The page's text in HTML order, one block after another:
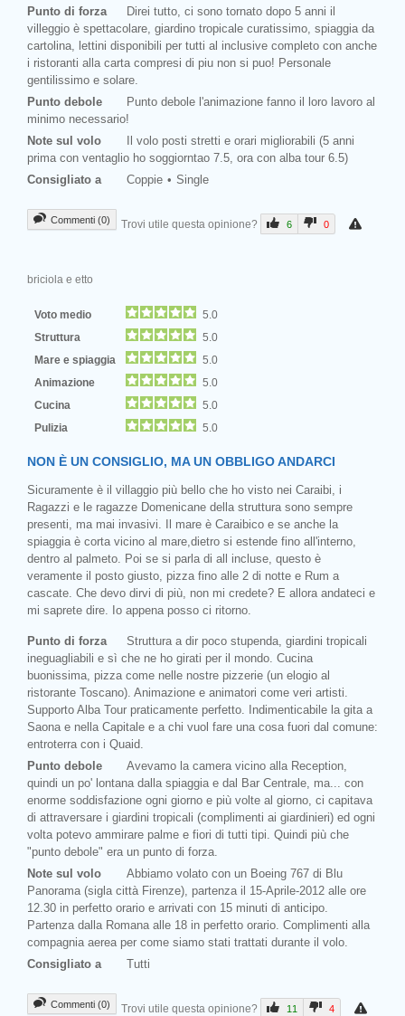
Punto di forza
Direi tutto, ci sono tornato dopo 5 anni il
villeggio è spettacolare, giardino tropicale curatissimo, spiaggia da
cartolina, lettini disponibili per tutti al inclusive completo con anche
i ristoranti alla carta compresi di piu non si puo! Personale
gentilissimo e solare.
Punto debole
Punto debole l'animazione fanno il loro lavoro al
minimo necessario!
Note sul volo
Il volo posti stretti e orari migliorabili (5 anni
prima con ventaglio ho soggiorntao 7.5, ora con alba tour 6.5)
Consigliato a
Coppie Single
Commenti (0) Trovi utile questa opinione? 6 0
briciola e etto
Voto medio
5.0
Struttura
5.0
Mare e spiaggia
5.0
Animazione
5.0
Cucina
5.0
Pulizia
5.0
NON È UN CONSIGLIO, MA UN OBBLIGO ANDARCI
Sicuramente è il villaggio più bello che ho visto nei Caraibi, i
Ragazzi e le ragazze Domenicane della struttura sono sempre
presenti, ma mai invasivi. Il mare è Caraibico e se anche la
spiaggia è corta vicino al mare,dietro si estende fino all'interno,
dentro al palmeto. Poi se si parla di all incluse, questo è
veramente il posto giusto, pizza fino alle 2 di notte e Rum a
cascate. Che devo dirvi di più, non mi credete? E allora andateci e
mi saprete dire. Io appena posso ci ritorno.
Punto di forza
Struttura a dir poco stupenda, giardini tropicali
ineguagliabili e sì che ne ho girati per il mondo. Cucina
buonissima, pizza come nelle nostre pizzerie (un elogio al
ristorante Toscano). Animazione e animatori come veri artisti.
Supporto Alba Tour praticamente perfetto. Indimenticabile la gita a
Saona e nella Capitale e a chi vuol fare una cosa fuori dal comune:
entroterra con i Quaid.
Punto debole
Avevamo la camera vicino alla Reception,
quindi un po' lontana dalla spiaggia e dal Bar Centrale, ma... con
enorme soddisfazione ogni giorno e più volte al giorno, ci capitava
di attraversare i giardini tropicali (complimenti ai giardinieri) ed ogni
volta potevo ammirare palme e fiori di tutti tipi. Quindi più che
"punto debole" era un punto di forza.
Note sul volo
Abbiamo volato con un Boeing 767 di Blu
Panorama (sigla città Firenze), partenza il 15-Aprile-2012 alle ore
12.30 in perfetto orario e arrivati con 15 minuti di anticipo.
Partenza dalla Romana alle 18 in perfetto orario. Complimenti alla
compagnia aerea per come siamo stati trattati durante il volo.
Consigliato a
Tutti
Commenti (0) Trovi utile questa opinione? 11 4